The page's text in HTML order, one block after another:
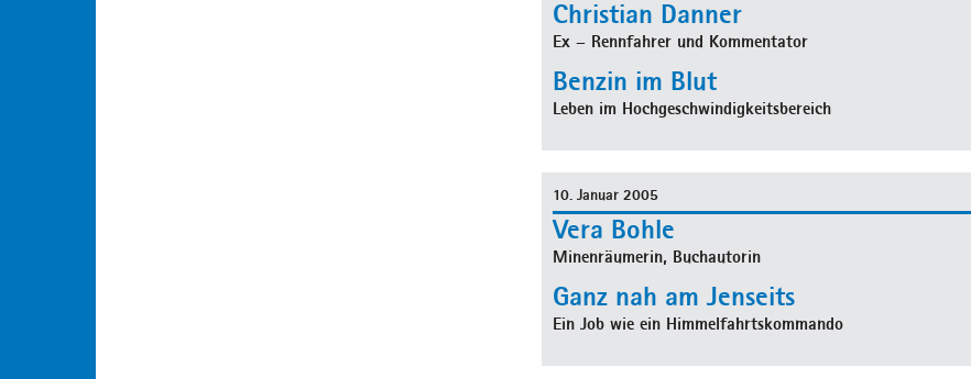
Christian Danner
Ex – Rennfahrer und Kommentator
Benzin im Blut
Leben im Hochgeschwindigkeitsbereich
10. Januar 2005
Vera Bohle
Minenräumerin, Buchautorin
Ganz nah am Jenseits
Ein Job wie ein Himmelfahrtskommando